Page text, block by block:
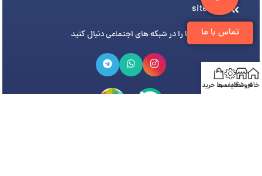
تماس با ما
sitemap
ما را در شبکه های اجتماعی دنبال کنید
خانهفروشگاه
تخفیف هاسبد خرید